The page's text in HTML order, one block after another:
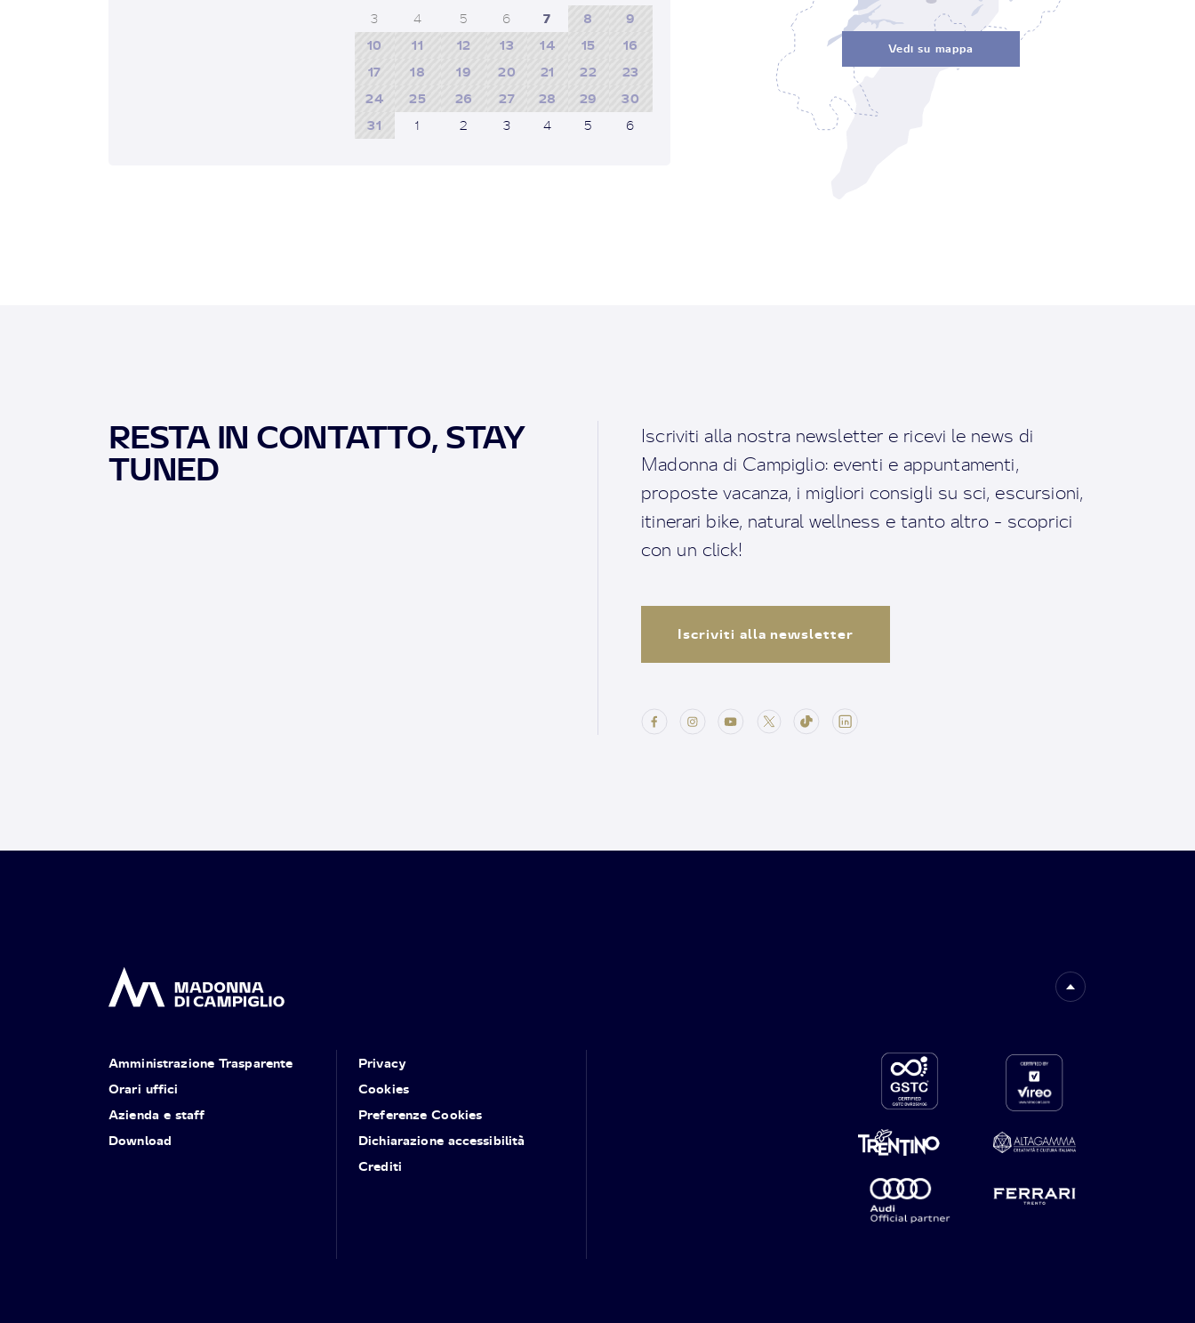
3
4 5 6 7 8
9
10
11 12 13 14 15
16
17
18 19 20 21 22
23
24
25 26 27 28 29
30
31
1 2 3 4 5 6
Vedi su mappa
RESTA IN CONTATTO, STAY
TUNED
Iscriviti alla nostra newsletter e ricevi le news di
Madonna di Campiglio: eventi e appuntamenti,
proposte vacanza, i migliori consigli su sci, escursioni,
itinerari bike, natural wellness e tanto altro - scoprici
con un click!
Iscriviti alla newsletter
Amministrazione Trasparente
Orari uffici
Azienda e staff
Download
Privacy
Cookies
Preferenze Cookies
Dichiarazione accessibilità
Crediti